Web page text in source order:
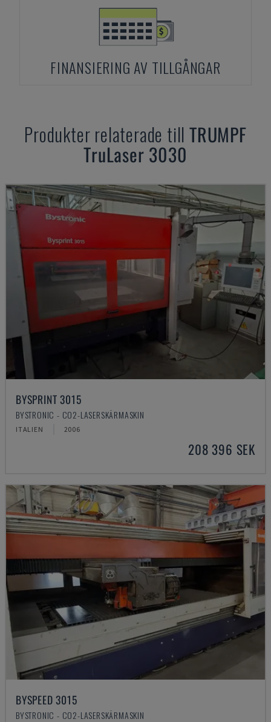
FINANSIERING AV TILLGÅNGAR
Produkter relaterade till TRUMPF
TruLaser 3030
BYSPRINT 3015
BYSTRONIC - CO2-LASERSKÄRMASKIN
ITALIEN 2006
208 396 SEK
BYSPEED 3015
BYSTRONIC - CO2-LASERSKÄRMASKIN